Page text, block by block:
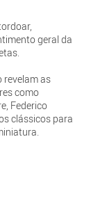
geral da
revelam as
como
Federico
clássicos para